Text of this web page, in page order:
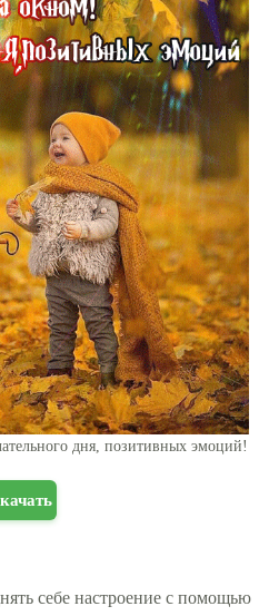
дня, позитивных эмоций!
себе настроение с помощью